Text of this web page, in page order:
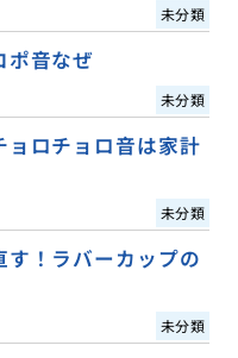
未分類
ポ音なぜ
未分類
ョロチョロ音は家計
未分類
す！ラバーカップの
未分類